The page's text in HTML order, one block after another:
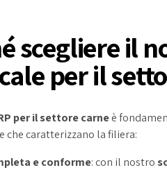
scegliere il
per il
per il settore carneè
che caratterizzano la filiera:
e conforme: con il nostro